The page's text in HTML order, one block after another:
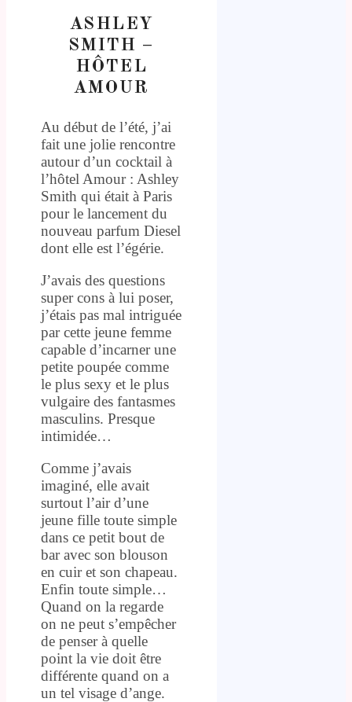
ASHLEY
SMITH –
HÔTEL
AMOUR
Au début de l’été, j’ai
fait une jolie rencontre
autour d’un cocktail à
l’hôtel Amour : Ashley
Smith qui était à Paris
pour le lancement du
nouveau parfum Diesel
dont elle est l’égérie.
J’avais des questions
super cons à lui poser,
j’étais pas mal intriguée
par cette jeune femme
capable d’incarner une
petite poupée comme
le plus sexy et le plus
vulgaire des fantasmes
masculins. Presque
intimidée…
Comme j’avais
imaginé, elle avait
surtout l’air d’une
jeune fille toute simple
dans ce petit bout de
bar avec son blouson
en cuir et son chapeau.
Enfin toute simple…
Quand on la regarde
on ne peut s’empêcher
de penser à quelle
point la vie doit être
différente quand on a
un tel visage d’ange.